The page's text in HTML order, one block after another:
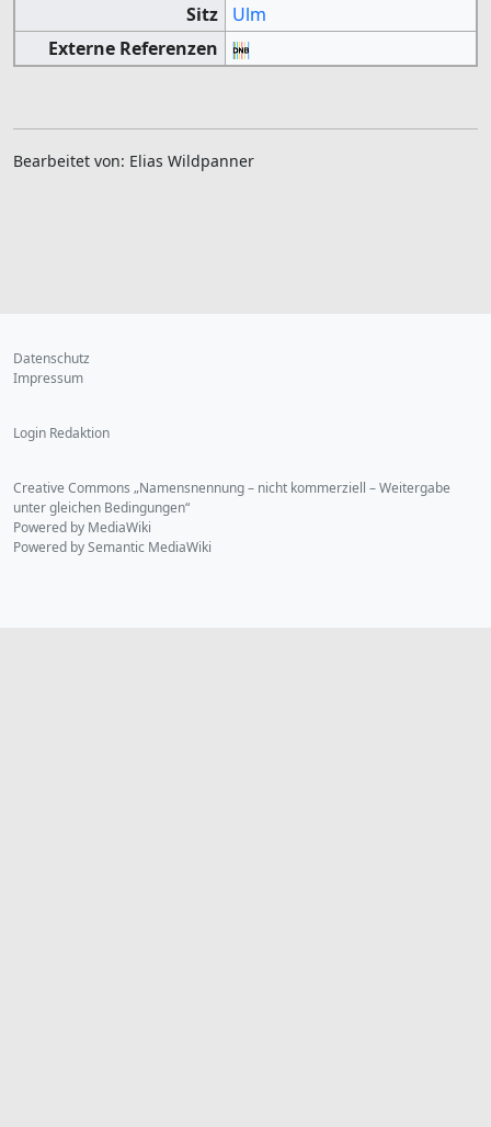
Sitz
Ulm
Externe Referenzen
Bearbeitet von: Elias Wildpanner
Datenschutz
Impressum
Login Redaktion
Creative Commons „Namensnennung – nicht kommerziell – Weitergabe
unter gleichen Bedingungen“
Powered by MediaWiki
Powered by Semantic MediaWiki